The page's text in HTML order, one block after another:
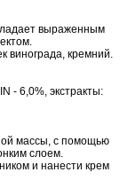
выраженным
винограда, кремний.
- 6,0%, экстракты:
массы, с помощью
слоем.
и нанести крем